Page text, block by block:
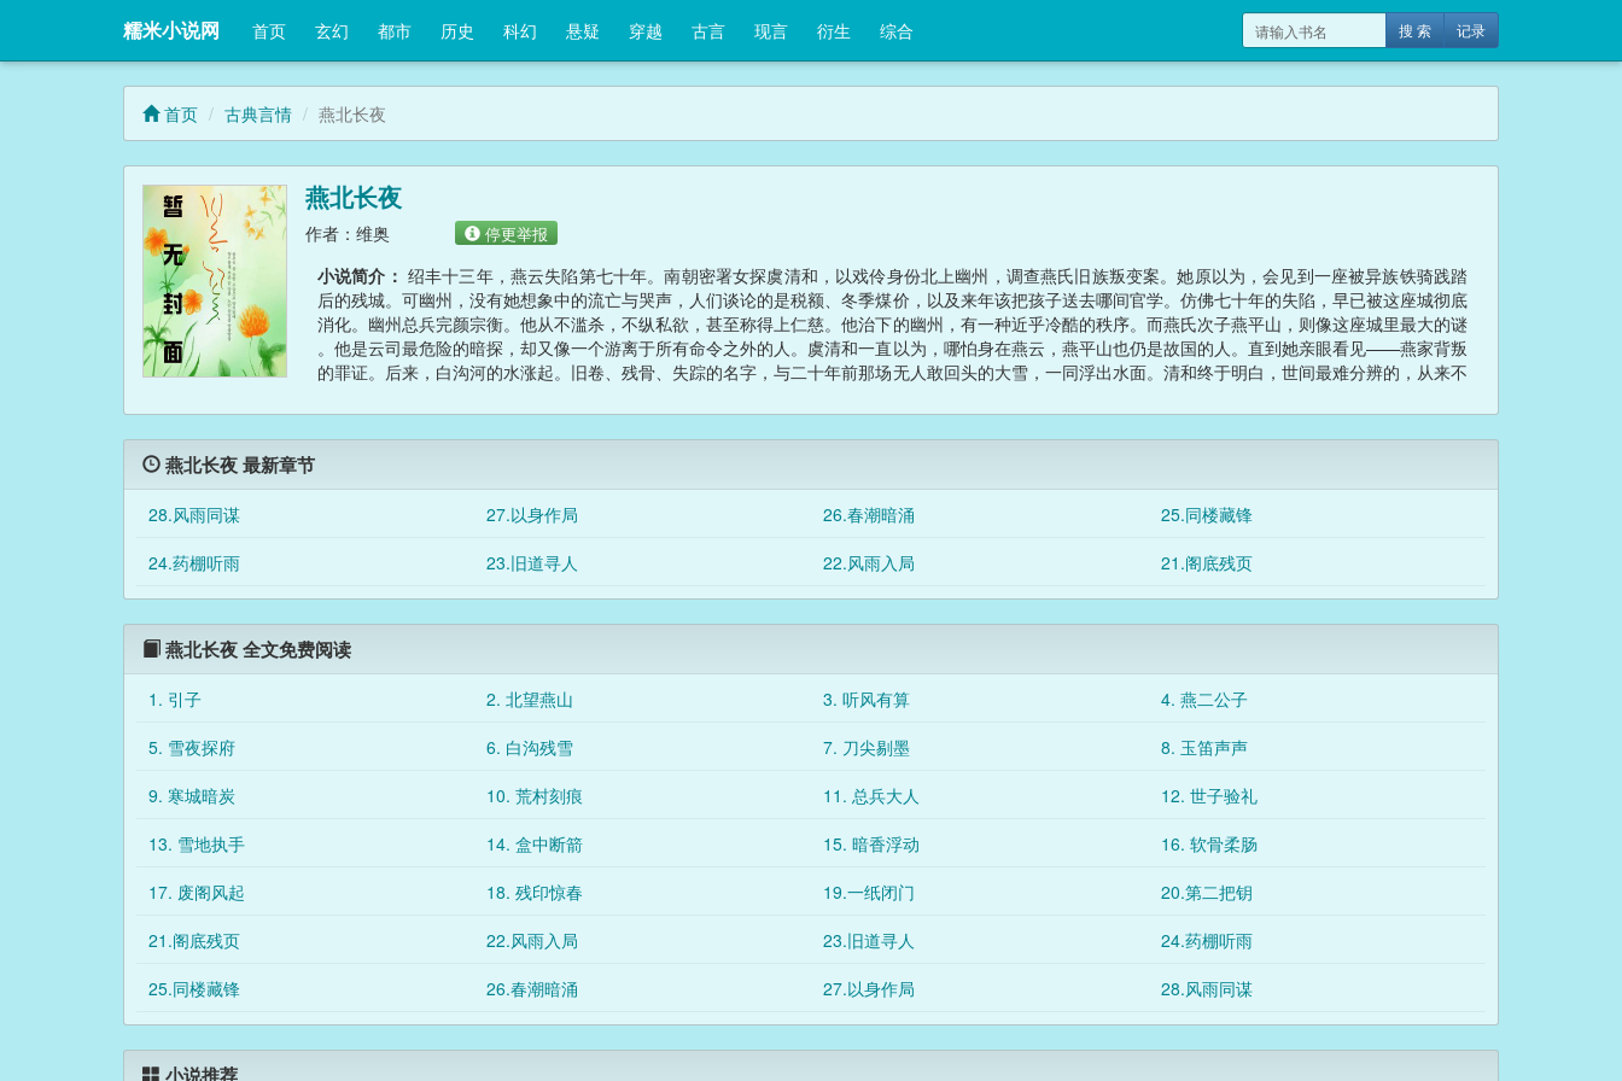
糯米小说网 首页 玄幻 都市 历史 科幻 悬疑 穿越 古言 现言 衍生 综合 搜 索 记录
首页 古典言情 燕北长夜
燕北长夜
作者：维奥 停更举报
小说简介： 绍丰十三年，燕云失陷第七十年。南朝密署女探虞清和，以戏伶身份北上幽州，调查燕氏旧族叛变案。她原以为，会见到一座被异族铁骑践踏
后的残城。可幽州，没有她想象中的流亡与哭声，人们谈论的是税额、冬季煤价，以及来年该把孩子送去哪间官学。仿佛七十年的失陷，早已被这座城彻底
消化。幽州总兵完颜宗衡。他从不滥杀，不纵私欲，甚至称得上仁慈。他治下的幽州，有一种近乎冷酷的秩序。而燕氏次子燕平山，则像这座城里最大的谜
。他是云司最危险的暗探，却又像一个游离于所有命令之外的人。虞清和一直以为，哪怕身在燕云，燕平山也仍是故国的人。直到她亲眼看见——燕家背叛
的罪证。后来，白沟河的水涨起。旧卷、残骨、失踪的名字，与二十年前那场无人敢回头的大雪，一同浮出水面。清和终于明白，世间最难分辨的，从来不
燕北长夜 最新章节
28.风雨同谋 27.以身作局 26.春潮暗涌
25.同楼藏锋
24.药棚听雨
23.旧道寻人 22.风雨入局 21.阁底残页
燕北长夜 全文免费阅读
1. 引子 2. 北望燕山 3. 听风有算
4. 燕二公子
5. 雪夜探府
6. 白沟残雪 7. 刀尖剔墨
8. 玉笛声声
9. 寒城暗炭
10. 荒村刻痕 11. 总兵大人
12. 世子验礼
13. 雪地执手
14. 盒中断箭 15. 暗香浮动
16. 软骨柔肠
17. 废阁风起
18. 残印惊春 19.一纸闭门
20.第二把钥
21.阁底残页
22.风雨入局 23.旧道寻人
24.药棚听雨
25.同楼藏锋
26.春潮暗涌 27.以身作局 28.风雨同谋
小说推荐